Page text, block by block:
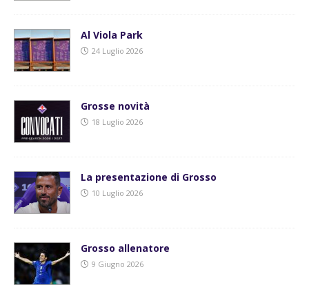
Al Viola Park
24 Luglio 2026
Grosse novità
18 Luglio 2026
La presentazione di Grosso
10 Luglio 2026
Grosso allenatore
9 Giugno 2026